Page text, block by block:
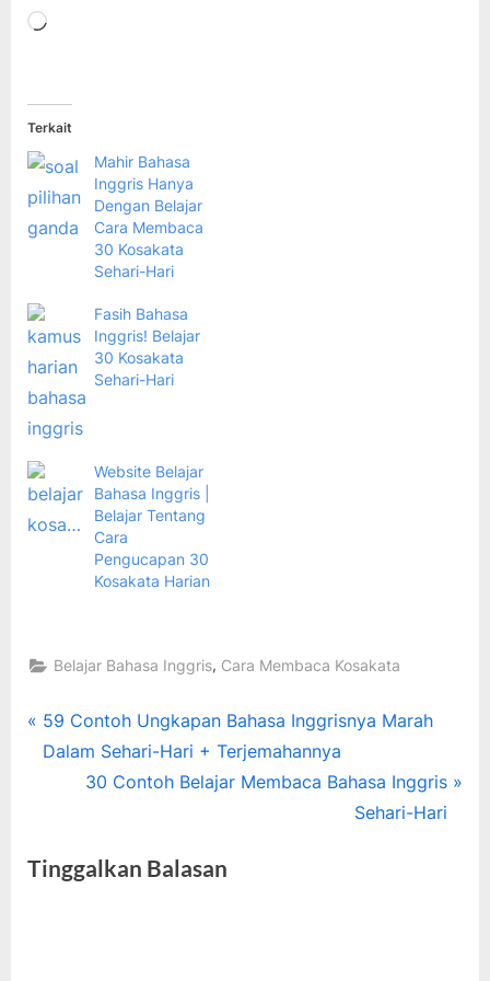
Memuat...
Terkait
Mahir Bahasa
Inggris Hanya
Dengan Belajar
Cara Membaca
30 Kosakata
Sehari-Hari
Fasih Bahasa
Inggris! Belajar
30 Kosakata
Sehari-Hari
Website Belajar
Bahasa Inggris |
Belajar Tentang
Cara
Pengucapan 30
Kosakata Harian
Belajar Bahasa Inggris, Cara Membaca Kosakata
Tags:
bahasa
,
Navigasi
P
r
o
59 Contoh Ungkapan Bahasa Inggrisnya Marah
Dalam Sehari-Hari + Terjemahannya
N
t
30 Contoh Belajar Membaca Bahasa Inggris
Sehari-Hari
Tinggalkan Balasan